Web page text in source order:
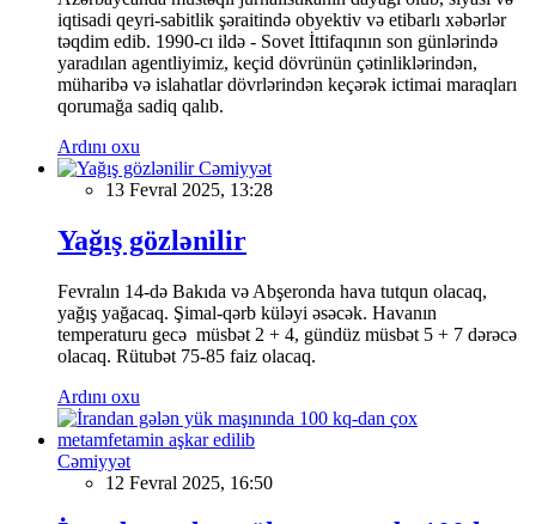
iqtisadi qeyri-sabitlik şəraitində obyektiv və etibarlı xəbərlər
təqdim edib. 1990-cı ildə - Sovet İttifaqının son günlərində
yaradılan agentliyimiz, keçid dövrünün çətinliklərindən,
müharibə və islahatlar dövrlərindən keçərək ictimai maraqları
qorumağa sadiq qalıb.
Ardını oxu
Cəmiyyət
13 Fevral 2025, 13:28
Yağış gözlənilir
Fevralın 14-də Bakıda və Abşeronda hava tutqun olacaq,
yağış yağacaq. Şimal-qərb küləyi əsəcək. Havanın
temperaturu gecə müsbət 2 + 4, gündüz müsbət 5 + 7 dərəcə
olacaq. Rütubət 75-85 faiz olacaq.
Ardını oxu
Cəmiyyət
12 Fevral 2025, 16:50